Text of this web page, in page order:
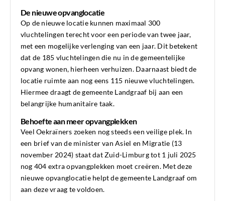
De nieuwe opvanglocatie
Op de nieuwe locatie kunnen maximaal 300
vluchtelingen terecht voor een periode van twee jaar,
met een mogelijke verlenging van een jaar. Dit betekent
dat de 185 vluchtelingen die nu in de gemeentelijke
opvang wonen, hierheen verhuizen. Daarnaast biedt de
locatie ruimte aan nog eens 115 nieuwe vluchtelingen.
Hiermee draagt de gemeente Landgraaf bij aan een
belangrijke humanitaire taak.
Behoefte aan meer opvangplekken
Veel Oekraïners zoeken nog steeds een veilige plek. In
een brief van de minister van Asiel en Migratie (13
november 2024) staat dat Zuid-Limburg tot 1 juli 2025
nog 404 extra opvangplekken moet creëren. Met deze
nieuwe opvanglocatie helpt de gemeente Landgraaf om
aan deze vraag te voldoen.